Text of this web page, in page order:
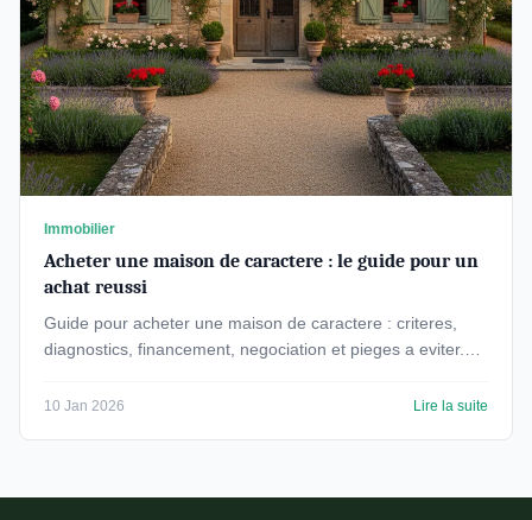
Immobilier
Acheter une maison de caractere : le guide pour un
achat reussi
Guide pour acheter une maison de caractere : criteres,
diagnostics, financement, negociation et pieges a eviter.
10 Jan 2026 Lire la suite